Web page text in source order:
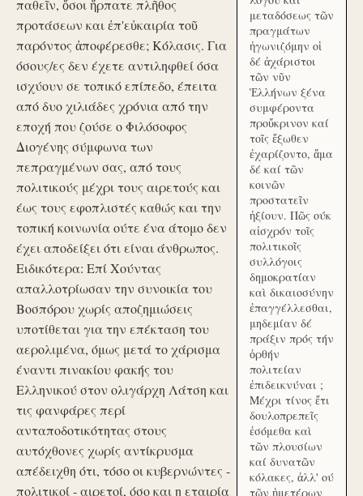
παθεῖν, ὅσοι ἥρπατε πλῆθος
προτάσεων και ἐπ'εὐκαιρία τοῦ
παρόντος ἀποφέρεσθε; Κόλασις. Για
όσους/ες δεν έχετε αντιληφθεί όσα
ισχύουν σε τοπικό επίπεδο, έπειτα
από δυο χιλιάδες χρόνια από την
εποχή που ζούσε ο Φιλόσοφος
Διογένης σύμφωνα των
πεπραγμένων σας, από τους
πολιτικούς μέχρι τους αιρετούς και
έως τους εφοπλιστές καθώς και την
τοπική κοινωνία ούτε ένα άτομο δεν
έχει αποδείξει ότι είναι άνθρωπος.
Ειδικότερα: Επί Χούντας
απαλλοτρίωσαν την συνοικία του
Βοσπόρου χωρίς αποζημιώσεις
υποτίθεται για την επέκταση του
αερολιμένα, όμως μετά το χάρισμα
έναντι πινακίου φακής του
Ελληνικού στον ολιγάρχη Λάτση και
τις φανφάρες περί
ανταποδοτικότητας στους
αυτόχθονες χωρίς αντίκρυσμα
απέδειχθη ότι, τόσο οι κυβερνώντες -
πολιτικοί - αιρετοί, όσο και η εταιρία
μεταδόσεως τῶν
πραγμάτων
ἠγωνιζόμην οἱ
δέ ἀχάριστοι
τῶν νῦν
Ἑλλήνων ξένα
συμφέροντα
προὔκρινον καί
τοῖς ἔξωθεν
ἐχαρίζοντο, ἅμα
δέ καί τῶν
κοινῶν
προστατεῖν
ἠξίουν. Πῶς ούκ
αἰσχρόν τοῖς
πολιτικοῖς
συλλόγοις
δημοκρατίαν
καὶ δικαιοσύνην
ἐπαγγέλλεσθαι,
μηδεμίαν δέ
πράξιν πρός τήν
ὀρθήν
πολιτείαν
ἐπιδεικνύναι ;
Μέχρι τίνος ἔτι
δουλοπρεπεῖς
ἐσόμεθα καὶ
τῶν πλουσίων
καί δυνατῶν
κόλακες, ἀλλ' ού
τῶν ἡμετέρων